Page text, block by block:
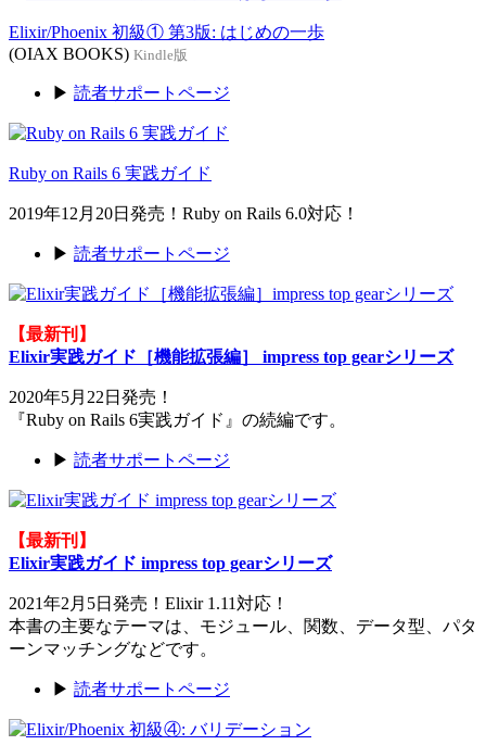
Elixir/Phoenix 初級① 第3版: はじめの一歩
(OIAX BOOKS) Kindle版
▶ 読者サポートページ
Ruby on Rails 6 実践ガイド
2019年12月20日発売！Ruby on Rails 6.0対応！
▶ 読者サポートページ
【最新刊】
Elixir実践ガイド［機能拡張編］ impress top gearシリーズ
2020年5月22日発売！
『Ruby on Rails 6実践ガイド』の続編です。
▶ 読者サポートページ
【最新刊】
Elixir実践ガイド impress top gearシリーズ
2021年2月5日発売！Elixir 1.11対応！
本書の主要なテーマは、モジュール、関数、データ型、パタ
ーンマッチングなどです。
▶ 読者サポートページ